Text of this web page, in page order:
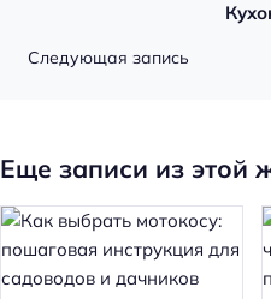
Следующая запись
Еще записи из этой